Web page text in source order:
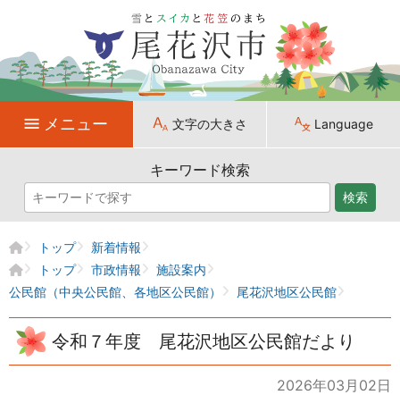
メニュー 文字の大きさ Language
キーワード検索
検索
トップ
新着情報
トップ
市政情報
施設案内
公民館（中央公民館、各地区公民館）
尾花沢地区公民館
令和７年度 尾花沢地区公民館だより
2026年03月02日